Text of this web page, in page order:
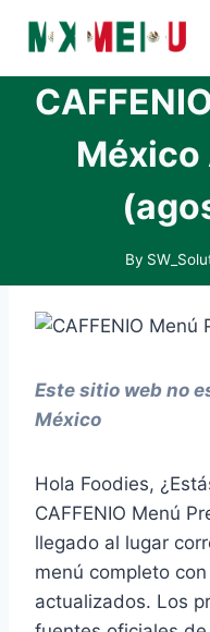
content
By
Este sitio web no
México
Hola Foodies,
CAFFENIO Menú
llegado al lugar
menú completo
actualizados. Los